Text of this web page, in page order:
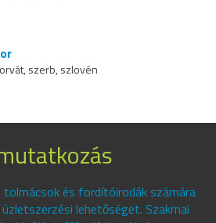
szerb, szlovén
és fordítóirodák számára
lehetőséget. Szakmai